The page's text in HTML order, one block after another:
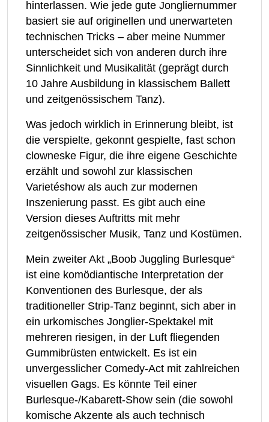
hinterlassen. Wie jede gute Jongliernummer
basiert sie auf originellen und unerwarteten
technischen Tricks – aber meine Nummer
unterscheidet sich von anderen durch ihre
Sinnlichkeit und Musikalität (geprägt durch
10 Jahre Ausbildung in klassischem Ballett
und zeitgenössischem Tanz).
Was jedoch wirklich in Erinnerung bleibt, ist
die verspielte, gekonnt gespielte, fast schon
clowneske Figur, die ihre eigene Geschichte
erzählt und sowohl zur klassischen
Varietéshow als auch zur modernen
Inszenierung passt. Es gibt auch eine
Version dieses Auftritts mit mehr
zeitgenössischer Musik, Tanz und Kostümen.
Mein zweiter Akt „Boob Juggling Burlesque“
ist eine komödiantische Interpretation der
Konventionen des Burlesque, der als
traditioneller Strip-Tanz beginnt, sich aber in
ein urkomisches Jonglier-Spektakel mit
mehreren riesigen, in der Luft fliegenden
Gummibrüsten entwickelt. Es ist ein
unvergesslicher Comedy-Act mit zahlreichen
visuellen Gags. Es könnte Teil einer
Burlesque-/Kabarett-Show sein (die sowohl
komische Akzente als auch technisch